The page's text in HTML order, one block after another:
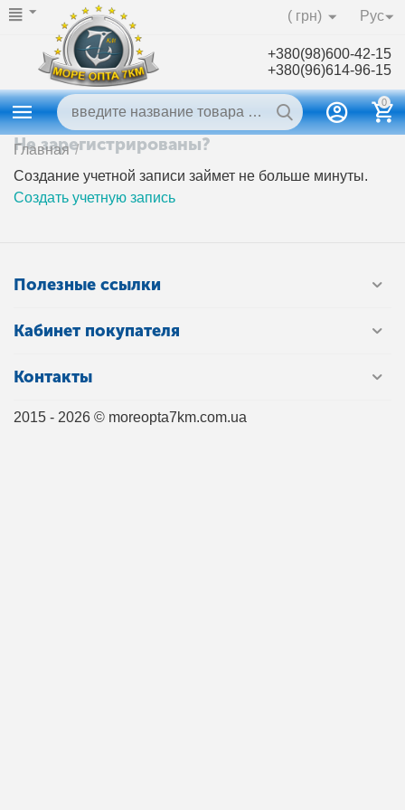
Рус
( грн)
+380(98)600-42-15
+380(96)614-96-15
0
Главная /
Не зарегистрированы?
Создание учетной записи займет не больше минуты.
Создать учетную запись
Полезные ссылки
Кабинет покупателя
Контакты
2015 - 2026 © moreopta7km.com.ua